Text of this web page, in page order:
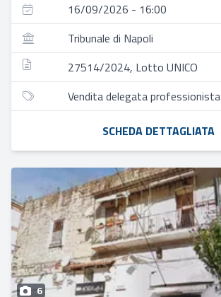
16/09/2026 - 16:00
Tribunale di Napoli
27514/2024, Lotto UNICO
Vendita delegata professionista
SCHEDA DETTAGLIATA
6